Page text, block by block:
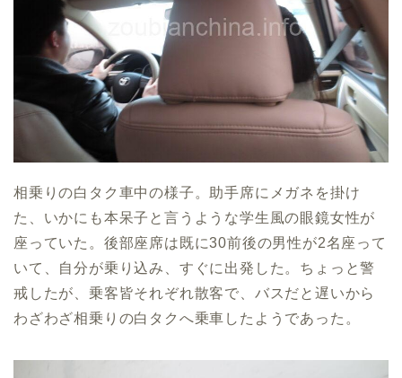
相乗りの白タク車中の様子。助手席にメガネを掛け
た、いかにも本呆子と言うような学生風の眼鏡女性が
座っていた。後部座席は既に30前後の男性が2名座って
いて、自分が乗り込み、すぐに出発した。ちょっと警
戒したが、乗客皆それぞれ散客で、バスだと遅いから
わざわざ相乗りの白タクへ乗車したようであった。